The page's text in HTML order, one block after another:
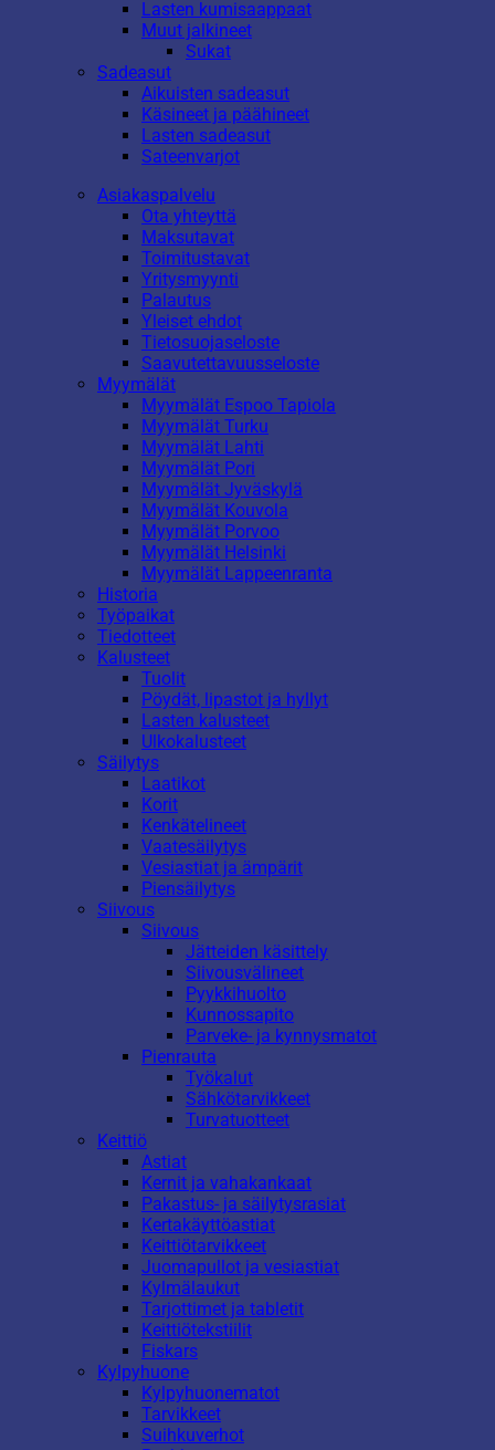
Lasten kumisaappaat
Muut jalkineet
Sukat
Sadeasut
Aikuisten sadeasut
Käsineet ja päähineet
Lasten sadeasut
Sateenvarjot
Asiakaspalvelu
Ota yhteyttä
Maksutavat
Toimitustavat
Yritysmyynti
Palautus
Yleiset ehdot
Tietosuojaseloste
Saavutettavuusseloste
Myymälät
Myymälät Espoo Tapiola
Myymälät Turku
Myymälät Lahti
Myymälät Pori
Myymälät Jyväskylä
Myymälät Kouvola
Myymälät Porvoo
Myymälät Helsinki
Myymälät Lappeenranta
Historia
Työpaikat
Tiedotteet
Kalusteet
Tuolit
Pöydät, lipastot ja hyllyt
Lasten kalusteet
Ulkokalusteet
Säilytys
Laatikot
Korit
Kenkätelineet
Vaatesäilytys
Vesiastiat ja ämpärit
Piensäilytys
Siivous
Siivous
Jätteiden käsittely
Siivousvälineet
Pyykkihuolto
Kunnossapito
Parveke- ja kynnysmatot
Pienrauta
Työkalut
Sähkötarvikkeet
Turvatuotteet
Keittiö
Astiat
Kernit ja vahakankaat
Pakastus- ja säilytysrasiat
Kertakäyttöastiat
Keittiötarvikkeet
Juomapullot ja vesiastiat
Kylmälaukut
Tarjottimet ja tabletit
Keittiötekstiilit
Fiskars
Kylpyhuone
Kylpyhuonematot
Tarvikkeet
Suihkuverhot